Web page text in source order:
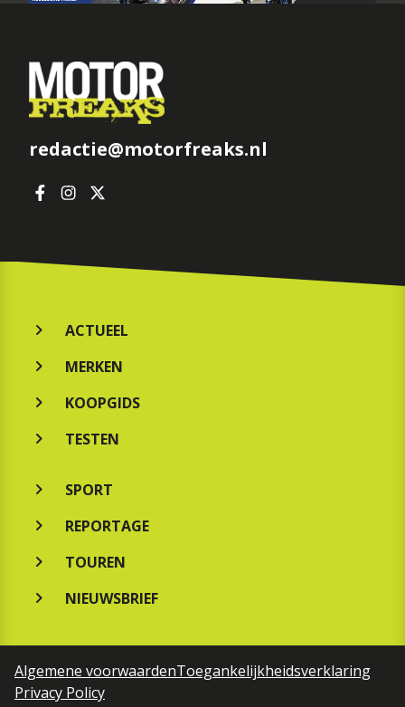
redactie@motorfreaks.nl
ACTUEEL
MERKEN
KOOPGIDS
TESTEN
SPORT
REPORTAGE
TOUREN
NIEUWSBRIEF
Algemene voorwaardenToegankelijkheidsverklaring
Privacy Policy